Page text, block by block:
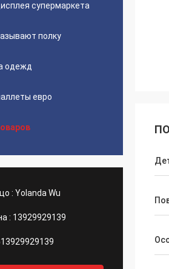
супермаркета
полку
одежд
евро
: Yolanda Wu
: 13929929139